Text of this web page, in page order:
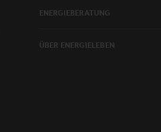
ENERGIEBERATUNG
ÜBER ENERGIELEBEN